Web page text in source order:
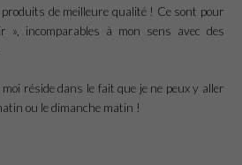
produits de meilleure qualité ! Ce sont pour
», incomparables à mon sens avec des
réside dans le fait que je ne peux y aller
ou le dimanche matin !